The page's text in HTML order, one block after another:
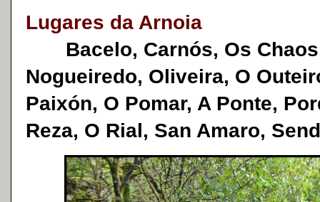
Lugares da Arnoia
Bacelo, Carnós, Os Chaos,
Nogueiredo, Oliveira, O
Paixón, O Pomar, A Ponte,
Reza, O Rial, San Amaro,